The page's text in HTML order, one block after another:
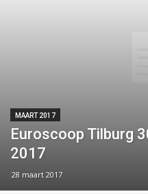
MAART 2017
Euroscoop Tilburg
2017
28 maart 2017